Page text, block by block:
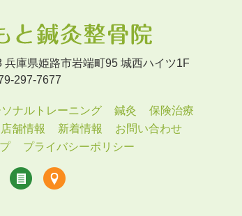
兵庫県姫路市岩端町95 城西ハイツ1F
297-7677
ナルトレーニング 鍼灸
保険治療
店舗情報 新着情報
お問い合わせ
プライバシーポリシー